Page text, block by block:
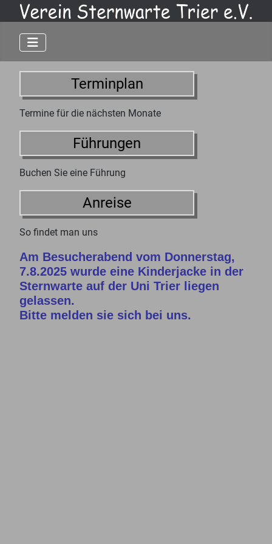
Terminplan
Termine für die nächsten Monate
Führungen
Buchen Sie eine Führung
Anreise
So findet man uns
Am Besucherabend vom Donnerstag,
7.8.2025 wurde eine Kinderjacke in der
Sternwarte auf der Uni Trier liegen
gelassen.
Bitte melden sie sich bei uns.